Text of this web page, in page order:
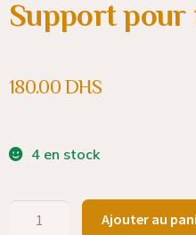
Support pour
180.00DHS
4 en stock
Ajouter au